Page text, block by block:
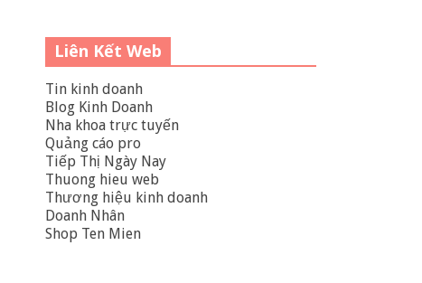
Liên Kết Web
Tin kinh doanh
Blog Kinh Doanh
Nha khoa trực tuyến
Quảng cáo pro
Tiếp Thị Ngày Nay
Thuong hieu web
Thương hiệu kinh doanh
Doanh Nhân
Shop Ten Mien